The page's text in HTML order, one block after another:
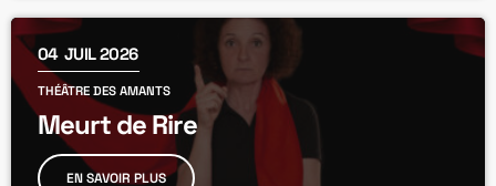
04 JUIL 2026
THÉÂTRE DES AMANTS
Meurt de Rire
EN SAVOIR PLUS